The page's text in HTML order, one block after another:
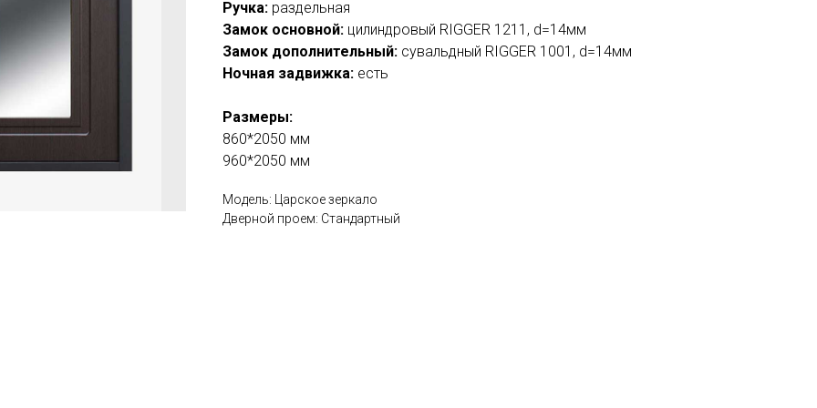
Ручка: раздельная
Замок основной: цилиндровый RIGGER 1211, d=14мм
Замок дополнительный: сувальдный RIGGER 1001, d=14мм
Ночная задвижка: есть
Размеры:
860*2050 мм
960*2050 мм
Модель: Царское зеркало
Дверной проем: Стандартный